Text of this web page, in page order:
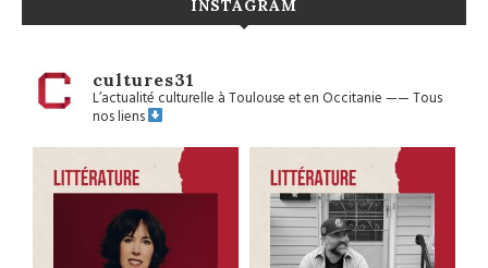
INSTAGRAM
cultures31
L’actualité culturelle à Toulouse et en Occitanie——Tous
nos liens